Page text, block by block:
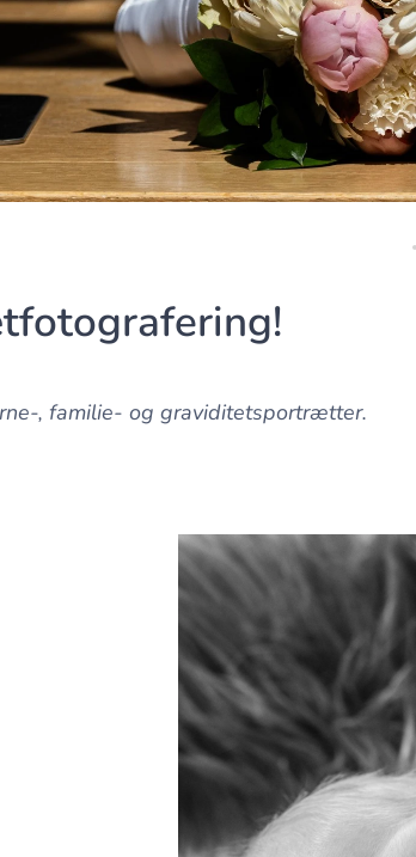
, familie- og graviditetsportrætter.